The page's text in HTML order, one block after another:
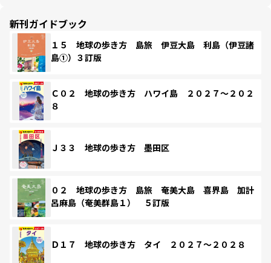
新刊ガイドブック
１５ 地球の歩き方 島旅 伊豆大島 利島（伊豆諸
島①）３訂版
Ｃ０２ 地球の歩き方 ハワイ島 ２０２７～２０２
８
Ｊ３３ 地球の歩き方 墨田区
０２ 地球の歩き方 島旅 奄美大島 喜界島 加計
呂麻島（奄美群島１） ５訂版
Ｄ１７ 地球の歩き方 タイ ２０２７～２０２８